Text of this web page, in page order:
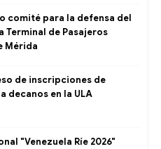
comité para la defensa del
Terminal de Pasajeros
Mérida
de inscripciones de
decanos en la ULA
"Venezuela Ríe 2026"